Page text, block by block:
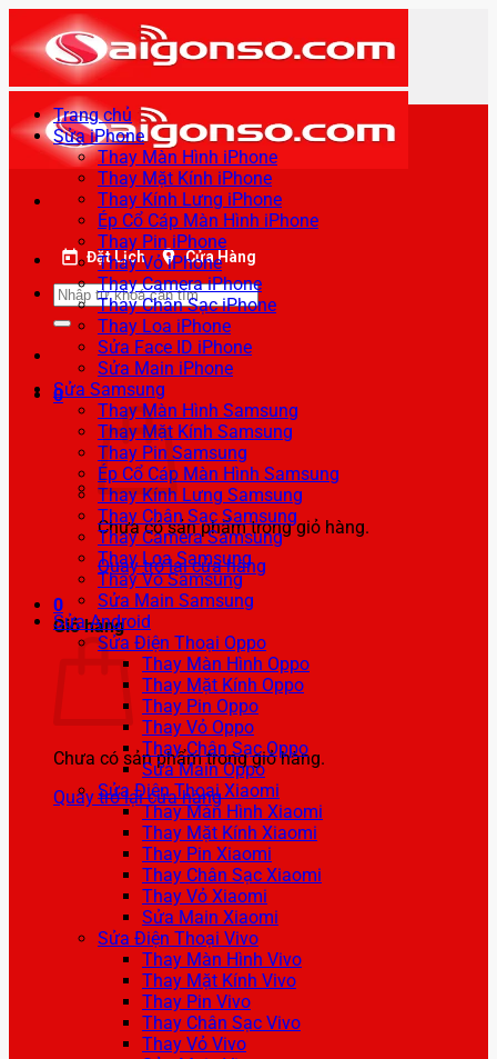
qua
nội
dung
Đặt Lịch Cửa Hàng
Tìm
kiếm:
0
Chưa có sản phẩm trong giỏ hàng.
Quay trở lại cửa hàng
0
Giỏ hàng
Chưa có sản phẩm trong giỏ hàng.
Quay trở lại cửa hàng
Trang chủ
Sửa iPhone
Thay Màn Hình iPhone
Thay Mặt Kính iPhone
Thay Kính Lưng iPhone
Ép Cổ Cáp Màn Hình iPhone
Thay Pin iPhone
Thay Vỏ iPhone
Thay Camera iPhone
Thay Chân Sạc iPhone
Thay Loa iPhone
Sửa Face ID iPhone
Sửa Main iPhone
Sửa Samsung
Thay Màn Hình Samsung
Thay Mặt Kính Samsung
Thay Pin Samsung
Ép Cổ Cáp Màn Hình Samsung
Thay Kính Lưng Samsung
Thay Chân Sạc Samsung
Thay Camera Samsung
Thay Loa Samsung
Thay Vỏ Samsung
Sửa Main Samsung
Sửa Android
Sửa Điện Thoại Oppo
Thay Màn Hình Oppo
Thay Mặt Kính Oppo
Thay Pin Oppo
Thay Vỏ Oppo
Thay Chân Sạc Oppo
Sửa Main Oppo
Sửa Điện Thoại Xiaomi
Thay Màn Hình Xiaomi
Thay Mặt Kính Xiaomi
Thay Pin Xiaomi
Thay Chân Sạc Xiaomi
Thay Vỏ Xiaomi
Sửa Main Xiaomi
Sửa Điện Thoại Vivo
Thay Màn Hình Vivo
Thay Mặt Kính Vivo
Thay Pin Vivo
Thay Chân Sạc Vivo
Thay Vỏ Vivo